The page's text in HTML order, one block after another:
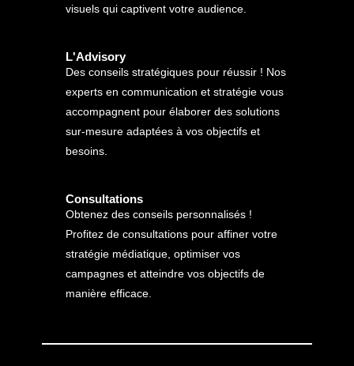
visuels qui captivent votre audience.
L'Advisory
Des conseils stratégiques pour réussir ! Nos
experts en communication et stratégie vous
accompagnent pour élaborer des solutions
sur-mesure adaptées à vos objectifs et
besoins.
Consultations
Obtenez des conseils personnalisés !
Profitez de consultations pour affiner votre
stratégie médiatique, optimiser vos
campagnes et atteindre vos objectifs de
manière efficace.